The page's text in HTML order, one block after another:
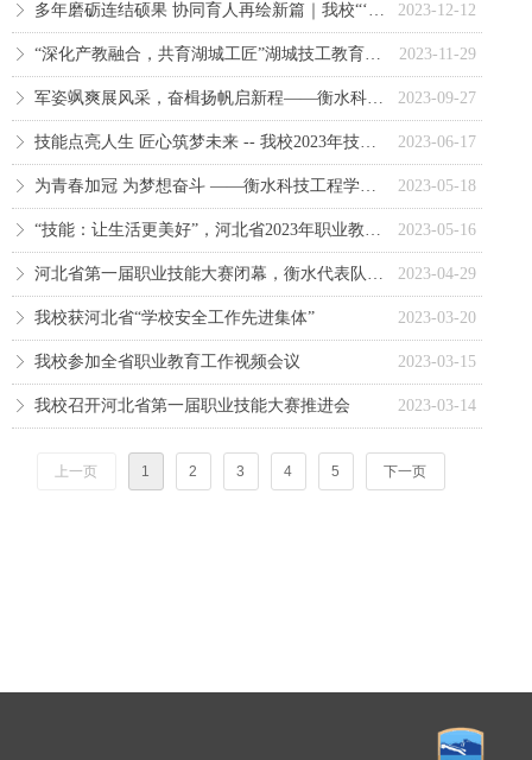
2023-12-12
ꁕ 多年磨砺连结硕果 协同育人再绘新篇｜我校“‘双元制’本土化改革”被评为河北省校企合作十佳示范项目
2023-11-29
ꁕ “深化产教融合，共育湖城工匠”湖城技工教育联盟成立暨第一届理事会会议成功召开
2023-09-27
ꁕ 军姿飒爽展风采，奋楫扬帆启新程——衡水科技工程学校2023级新生军训结训仪式暨开学典礼圆满举行
2023-06-17
ꁕ 技能点亮人生 匠心筑梦未来 -- 我校2023年技能节颁奖典礼暨职教活动周文艺晚会圆满落幕
2023-05-18
ꁕ 为青春加冠 为梦想奋斗 ——衡水科技工程学校隆重举行2021级成人礼
2023-05-16
ꁕ “技能：让生活更美好”，河北省2023年职业教育活动周已启动。
2023-04-29
ꁕ 河北省第一届职业技能大赛闭幕，衡水代表队载誉归来
2023-03-20
ꁕ 我校获河北省“学校安全工作先进集体”
2023-03-15
ꁕ 我校参加全省职业教育工作视频会议
2023-03-14
ꁕ 我校召开河北省第一届职业技能大赛推进会
上一页 1 2 3 4 5 下一页